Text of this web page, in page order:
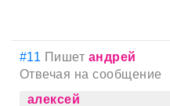
#11 Пишет андрей
Отвечая на сообщение
алексей